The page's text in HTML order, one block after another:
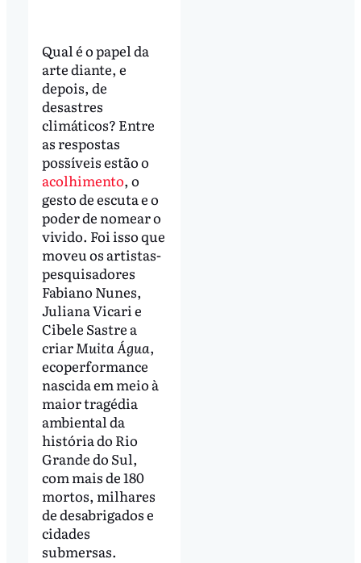
Qual é o papel da
arte diante, e
depois, de
desastres
climáticos? Entre
as respostas
possíveis estão o
acolhimento, o
gesto de escuta e o
poder de nomear o
vivido. Foi isso que
moveu os artistas-
pesquisadores
Fabiano Nunes,
Juliana Vicari e
Cibele Sastre a
criarMuita Água,
ecoperformance
nascida em meio à
maior tragédia
ambiental da
história do Rio
Grande do Sul,
com mais de 180
mortos, milhares
de desabrigados e
cidades
submersas.